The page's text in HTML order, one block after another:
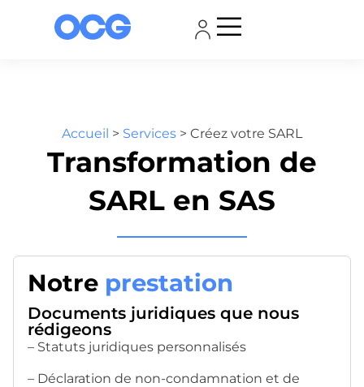
Accueil > Services > Créez votre SARL
Transformation de
SARL en SAS
Notre prestation
Documents juridiques que nous
rédigeons
– Statuts juridiques personnalisés
– Déclaration de non-condamnation et de